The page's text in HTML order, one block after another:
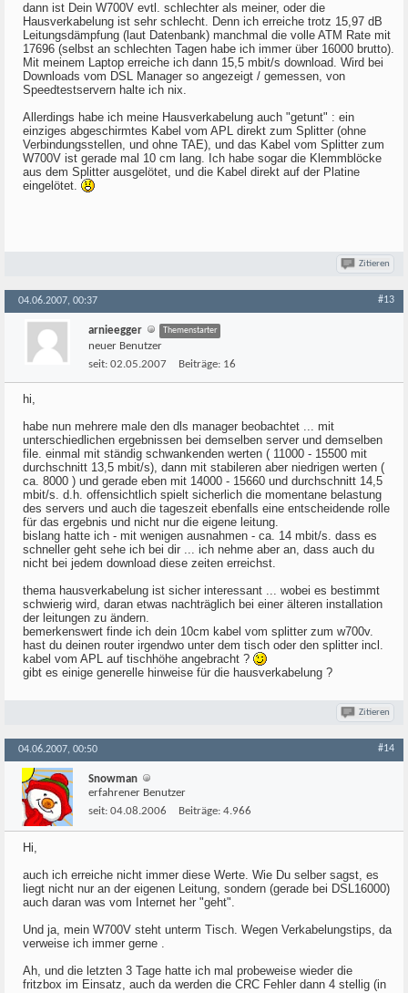
dann ist Dein W700V evtl. schlechter als meiner, oder die
Hausverkabelung ist sehr schlecht. Denn ich erreiche trotz 15,97 dB
Leitungsdämpfung (laut Datenbank) manchmal die volle ATM Rate mit
17696 (selbst an schlechten Tagen habe ich immer über 16000 brutto).
Mit meinem Laptop erreiche ich dann 15,5 mbit/s download. Wird bei
Downloads vom DSL Manager so angezeigt / gemessen, von
Speedtestservern halte ich nix.
Allerdings habe ich meine Hausverkabelung auch "getunt" : ein
einziges abgeschirmtes Kabel vom APL direkt zum Splitter (ohne
Verbindungsstellen, und ohne TAE), und das Kabel vom Splitter zum
W700V ist gerade mal 10 cm lang. Ich habe sogar die Klemmblöcke
aus dem Splitter ausgelötet, und die Kabel direkt auf der Platine
eingelötet.
Zitieren
04.06.2007, 00:37 #13
arnieegger Themenstarter
neuer Benutzer
seit: 02.05.2007 Beiträge: 16
hi,
habe nun mehrere male den dls manager beobachtet ... mit
unterschiedlichen ergebnissen bei demselben server und demselben
file. einmal mit ständig schwankenden werten ( 11000 - 15500 mit
durchschnitt 13,5 mbit/s), dann mit stabileren aber niedrigen werten (
ca. 8000 ) und gerade eben mit 14000 - 15660 und durchschnitt 14,5
mbit/s. d.h. offensichtlich spielt sicherlich die momentane belastung
des servers und auch die tageszeit ebenfalls eine entscheidende rolle
für das ergebnis und nicht nur die eigene leitung.
bislang hatte ich - mit wenigen ausnahmen - ca. 14 mbit/s. dass es
schneller geht sehe ich bei dir ... ich nehme aber an, dass auch du
nicht bei jedem download diese zeiten erreichst.
thema hausverkabelung ist sicher interessant ... wobei es bestimmt
schwierig wird, daran etwas nachträglich bei einer älteren installation
der leitungen zu ändern.
bemerkenswert finde ich dein 10cm kabel vom splitter zum w700v.
hast du deinen router irgendwo unter dem tisch oder den splitter incl.
kabel vom APL auf tischhöhe angebracht ?
gibt es einige generelle hinweise für die hausverkabelung ?
Zitieren
04.06.2007, 00:50 #14
Snowman
erfahrener Benutzer
seit: 04.08.2006 Beiträge: 4.966
Hi,
auch ich erreiche nicht immer diese Werte. Wie Du selber sagst, es
liegt nicht nur an der eigenen Leitung, sondern (gerade bei DSL16000)
auch daran was vom Internet her "geht".
Und ja, mein W700V steht unterm Tisch. Wegen Verkabelungstips, da
verweise ich immer gerne .
Ah, und die letzten 3 Tage hatte ich mal probeweise wieder die
fritzbox im Einsatz, auch da werden die CRC Fehler dann 4 stellig (in